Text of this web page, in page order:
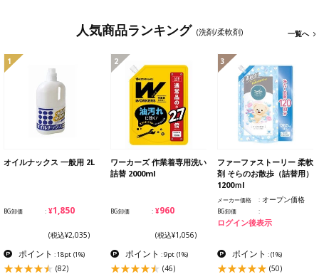
人気商品ランキング (洗剤/柔軟剤) 一覧へ
1
オイルナックス 一般用 2L
BG卸価 ¥1,850
(税込¥2,035)
ポイント : 18pt (1%)
(82)
2
ワーカーズ 作業着専用洗い
詰替 2000ml
BG卸価 ¥960
(税込¥1,056)
ポイント : 9pt (1%)
(46)
3
ファーファストーリー 柔軟
剤 そらのお散歩（詰替用）
1200ｍl
メーカー価格 オープン価格
BG卸価
ログイン後表示
ポイント :(1%)
(50)